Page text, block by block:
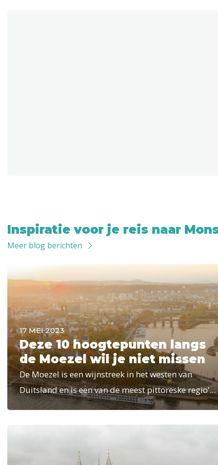
Inspiratie voor je reis naar
Meer blog berichten
17 MEI 2023
Deze 10 hoogtepunten langs
de Moezel wil je niet missen
De Moezel is een wijnstreek in het westen van
Duitsland en is een van de meest pittoreske regio'...